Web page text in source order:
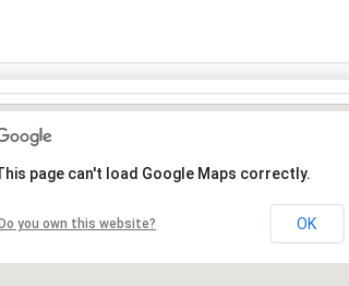
page can't load Google Maps correctly.
Do you own this website? OK